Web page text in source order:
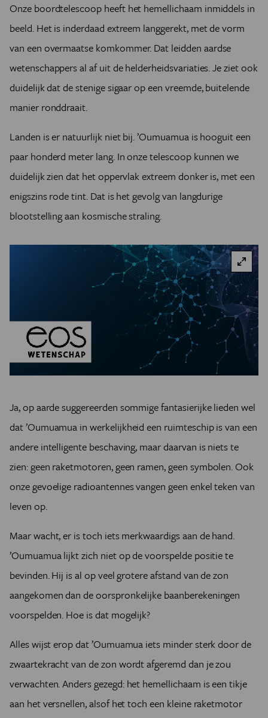
Onze boordtelescoop heeft het hemellichaam inmiddels in
beeld. Het is inderdaad extreem langgerekt, met de vorm
van een overmaatse komkommer. Dat leidden aardse
wetenschappers al af uit de helderheidsvariaties. Je ziet ook
duidelijk dat de stenige sigaar op een vreemde, buitelende
manier ronddraait.
Landen is er natuurlijk niet bij. ’Oumuamua is hooguit een
paar honderd meter lang. In onze telescoop kunnen we
duidelijk zien dat het oppervlak extreem donker is, met een
enigszins rode tint. Dat is het gevolg van langdurige
blootstelling aan kosmische straling.
Ja, op aarde suggereerden sommige fantasierijke lieden wel
dat ’Oumuamua in werkelijkheid een ruimteschip is van een
andere intelligente beschaving, maar daarvan is niets te
zien: geen raketmotoren, geen ramen, geen symbolen. Ook
onze gevoelige radioantennes vangen geen enkel teken van
leven op.
Maar wacht, er is toch iets merkwaardigs aan de hand.
’Oumuamua lijkt zich niet op de voorspelde positie te
bevinden. Hij is al op veel grotere afstand van de zon
aangekomen dan de oorspronkelijke baanberekeningen
voorspelden. Hoe is dat mogelijk?
Alles wijst erop dat ’Oumuamua iets minder sterk door de
zwaartekracht van de zon wordt afgeremd dan je zou
verwachten. Anders gezegd: het hemellichaam is een tikje
aan het versnellen, alsof het toch een kleine raketmotor